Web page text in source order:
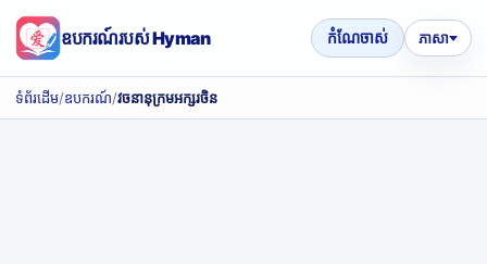
ឧបករណ៍របស់ Hyman កំណែចាស់ ភាសា
ទំព័រដើម/ឧបករណ៍/វចនានុក្រមអក្សរចិន